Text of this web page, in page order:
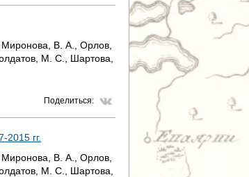
В. А., Орлов,
М. С., Шартова,
Поделиться:
2015 гг.
В. А., Орлов,
М. С., Шартова,